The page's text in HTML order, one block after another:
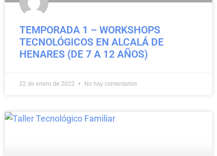
TEMPORADA 1 – WORKSHOPS
TECNOLÓGICOS EN ALCALÁ DE
HENARES (DE 7 A 12 AÑOS)
22 de enero de 2022 No hay comentarios